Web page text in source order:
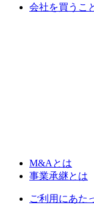
会社を買うこ
M&Aとは
事業承継とは
ご利用にあた